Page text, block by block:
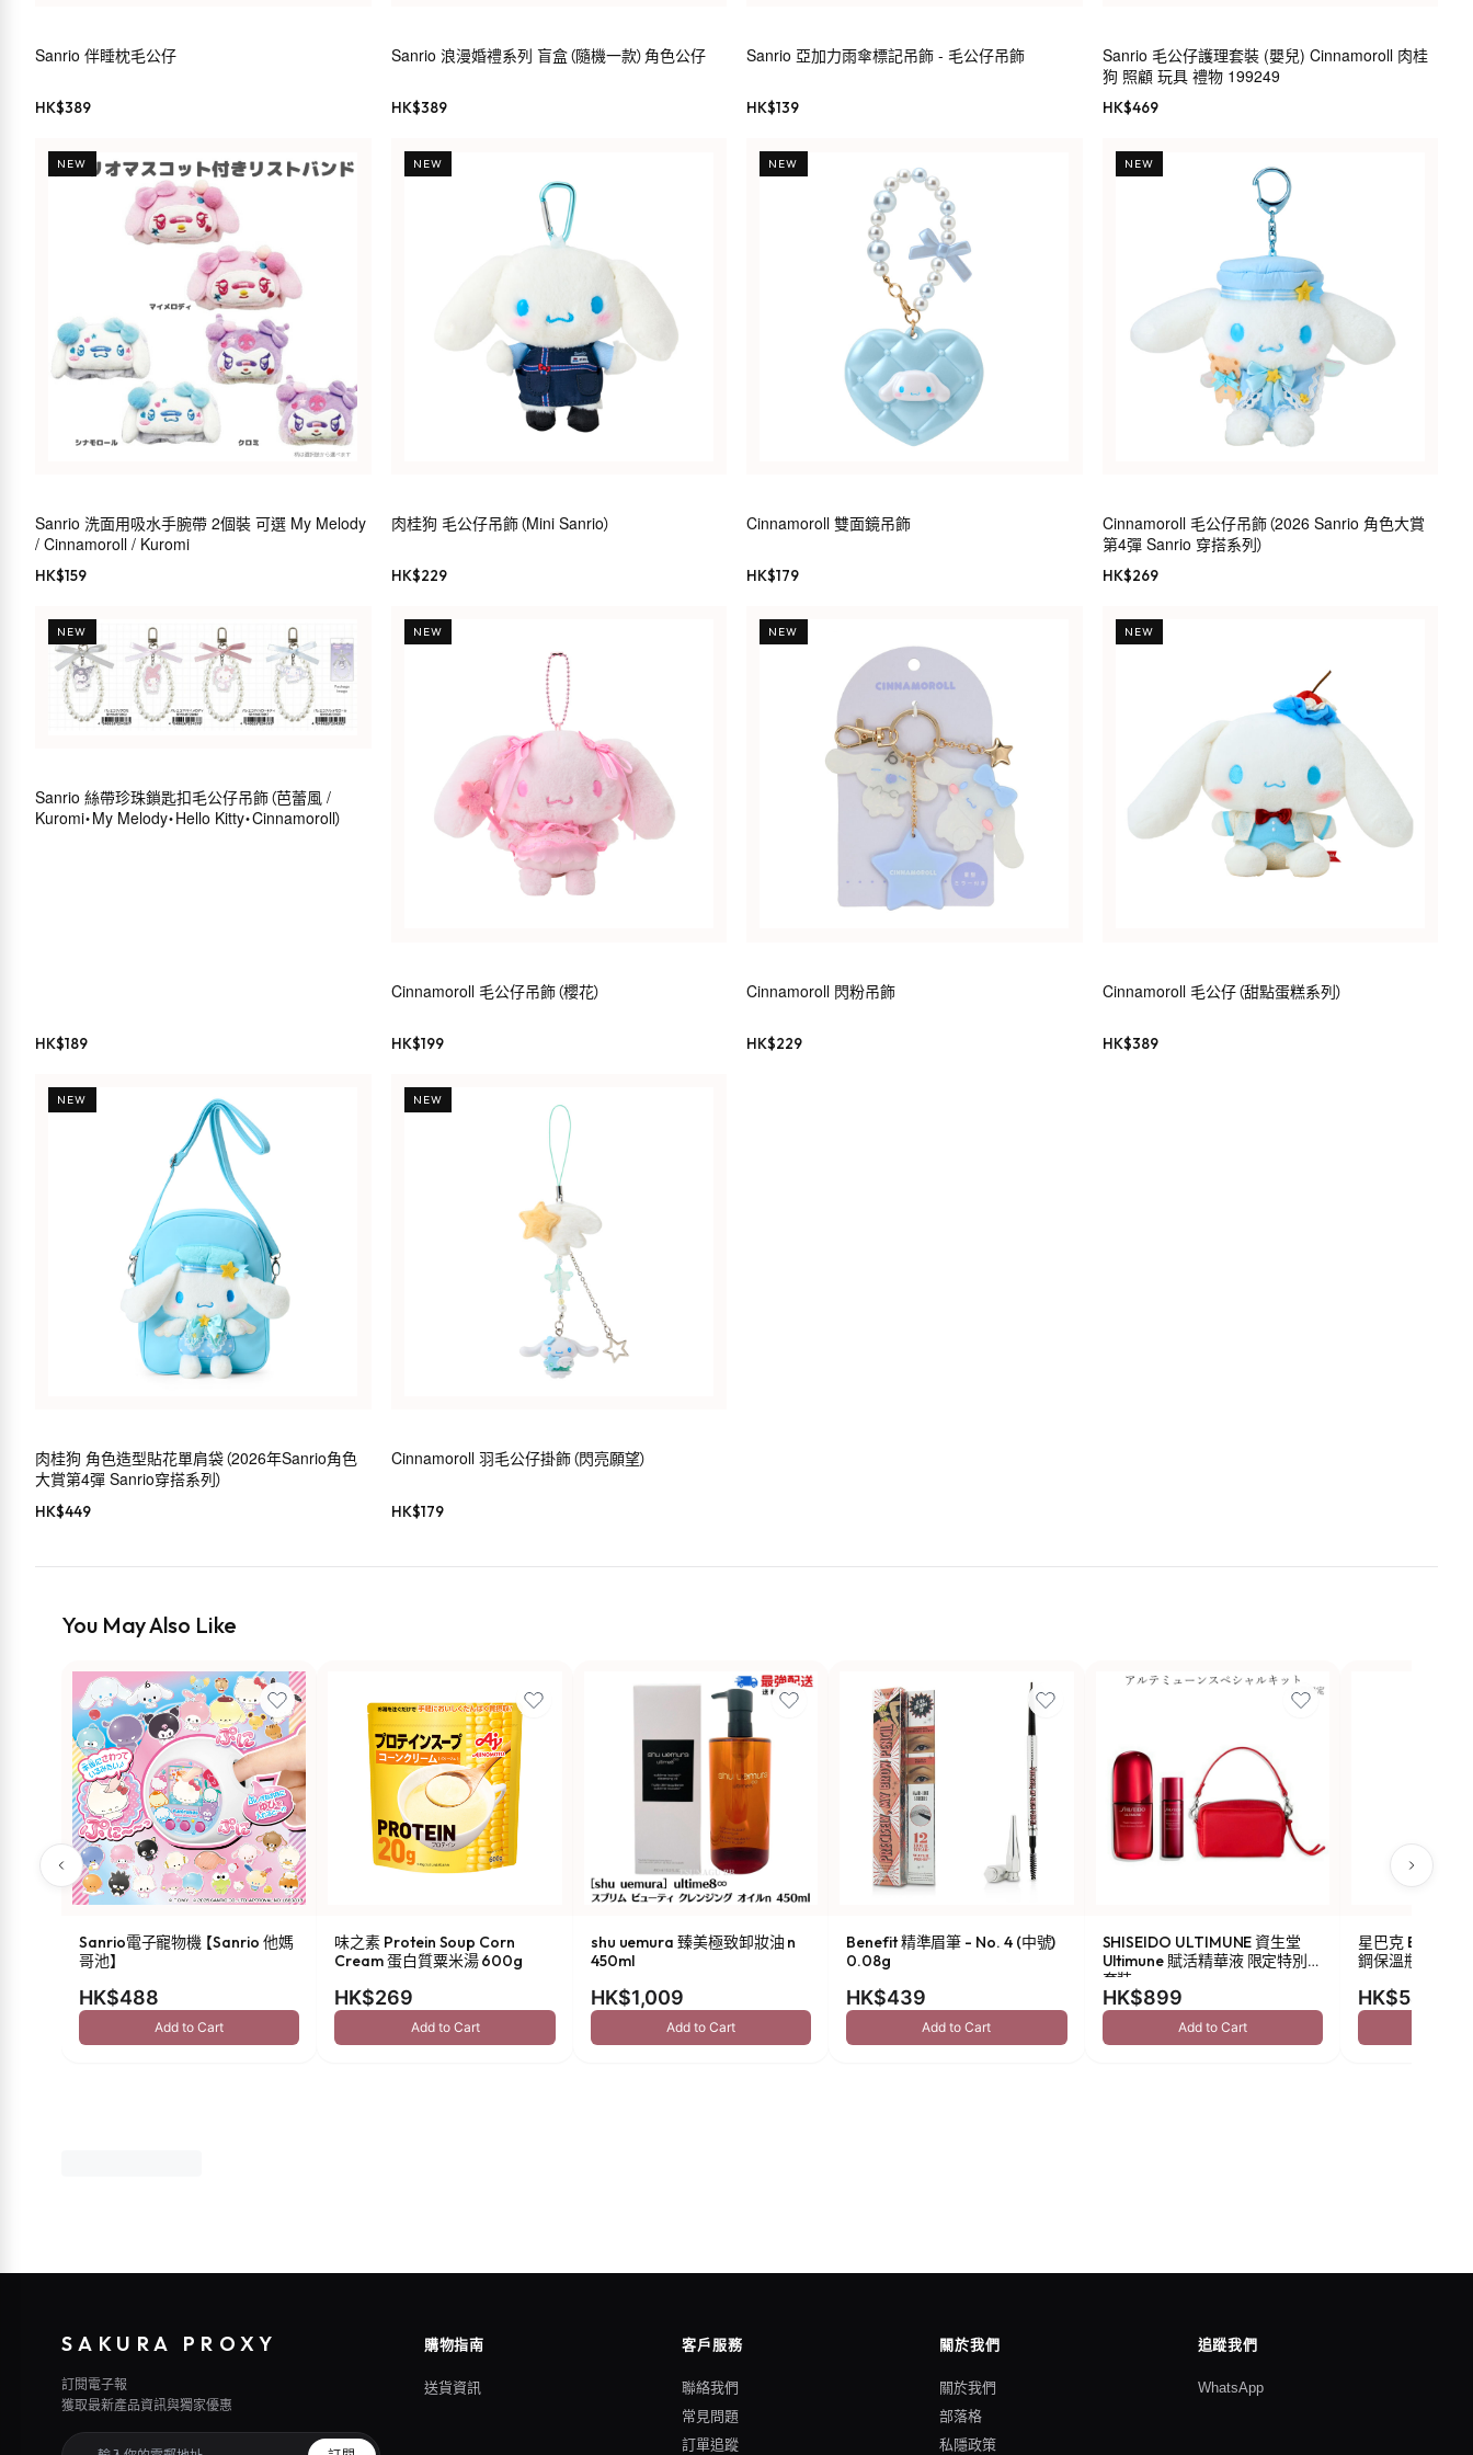
Sanrio 伴睡枕毛公仔
HK$389
Sanrio 浪漫婚禮系列 盲盒（隨機一款）角色公仔
HK$389
Sanrio 亞加力雨傘標記吊飾 - 毛公仔吊飾
HK$139
Sanrio 毛公仔護理套裝 (嬰兒) Cinnamoroll 肉桂
狗 照顧 玩具 禮物 199249
HK$469
NEW
Sanrio 洗面用吸水手腕帶 2個裝 可選 My Melody
/ Cinnamoroll / Kuromi
HK$159
NEW
肉桂狗 毛公仔吊飾（Mini Sanrio）
HK$229
NEW
Cinnamoroll 雙面鏡吊飾
HK$179
NEW
Cinnamoroll 毛公仔吊飾（2026 Sanrio 角色大賞
第4彈 Sanrio 穿搭系列）
HK$269
NEW
Sanrio 絲帶珍珠鎖匙扣毛公仔吊飾（芭蕾風 /
Kuromi・My Melody・Hello Kitty・Cinnamoroll）
HK$189
NEW
Cinnamoroll 毛公仔吊飾（櫻花）
HK$199
NEW
Cinnamoroll 閃粉吊飾
HK$229
NEW
Cinnamoroll 毛公仔（甜點蛋糕系列）
HK$389
NEW
肉桂狗 角色造型貼花單肩袋（2026年Sanrio角色
大賞第4彈 Sanrio穿搭系列）
HK$449
NEW
Cinnamoroll 羽毛公仔掛飾（閃亮願望）
HK$179
You May Also Like
Sanrio電子寵物機 【Sanrio 他媽
哥池】
HK$488
Add to Cart
味之素 Protein Soup Corn
Cream 蛋白質粟米湯 600g
HK$269
Add to Cart
shu uemura 臻美極致卸妝油 n
450ml
HK$1,009
Add to Cart
Benefit 精準眉筆 - No. 4 (中號)
0.08g
HK$439
Add to Cart
SHISEIDO ULTIMUNE 資生堂
Ultimune 賦活精華液 限定特別
套裝
HK$899
Add to Cart
星巴克 Been
鋼保溫瓶 473ml
HK$549
SAKURA PROXY
訂閱電子報
獲取最新產品資訊與獨家優惠
購物指南
送貨資訊
客戶服務
聯絡我們
常見問題
訂單追蹤
關於我們
關於我們
部落格
私隱政策
追蹤我們
WhatsApp